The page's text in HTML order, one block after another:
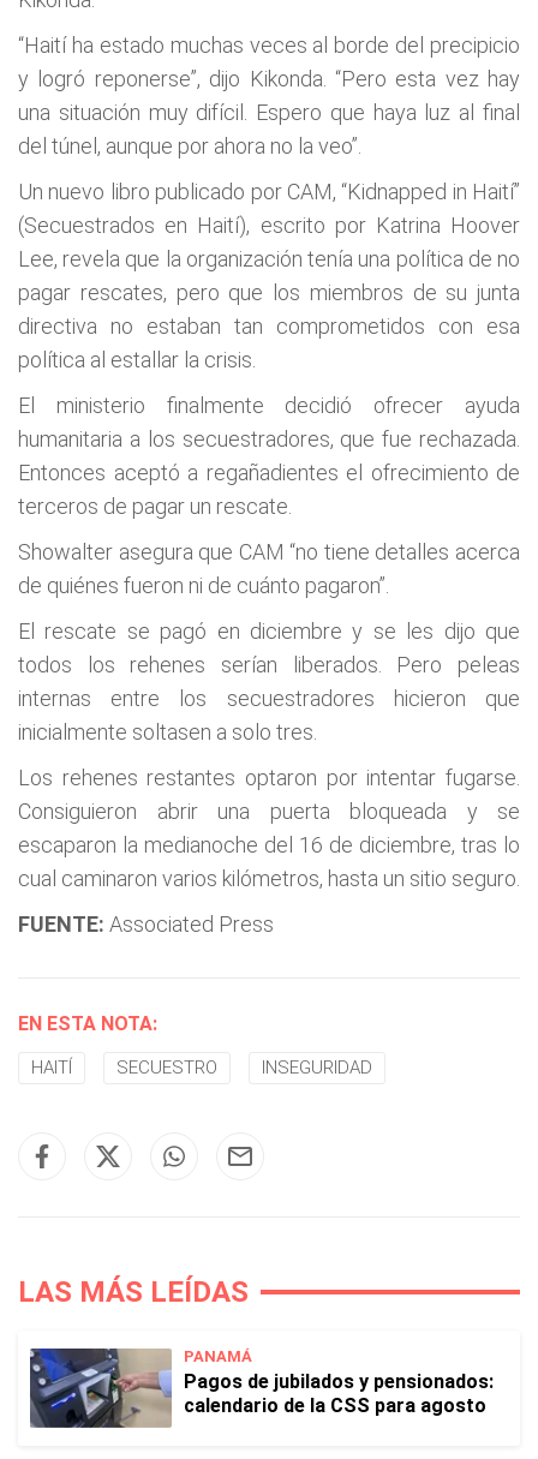
“Haití ha estado muchas veces al borde del precipicio
y logró reponerse”, dijo Kikonda. “Pero esta vez hay
una situación muy difícil. Espero que haya luz al final
del túnel, aunque por ahora no la veo”.
Un nuevo libro publicado por CAM, “Kidnapped in Haití”
(Secuestrados en Haití), escrito por Katrina Hoover
Lee, revela que la organización tenía una política de no
pagar rescates, pero que los miembros de su junta
directiva no estaban tan comprometidos con esa
política al estallar la crisis.
El ministerio finalmente decidió ofrecer ayuda
humanitaria a los secuestradores, que fue rechazada.
Entonces aceptó a regañadientes el ofrecimiento de
terceros de pagar un rescate.
Showalter asegura que CAM “no tiene detalles acerca
de quiénes fueron ni de cuánto pagaron”.
El rescate se pagó en diciembre y se les dijo que
todos los rehenes serían liberados. Pero peleas
internas entre los secuestradores hicieron que
inicialmente soltasen a solo tres.
Los rehenes restantes optaron por intentar fugarse.
Consiguieron abrir una puerta bloqueada y se
escaparon la medianoche del 16 de diciembre, tras lo
cual caminaron varios kilómetros, hasta un sitio seguro.
FUENTE: Associated Press
EN ESTA NOTA:
HAITÍ SECUESTRO INSEGURIDAD
LAS MÁS LEÍDAS
PANAMÁ
Pagos de jubilados y pensionados:
calendario de la CSS para agosto